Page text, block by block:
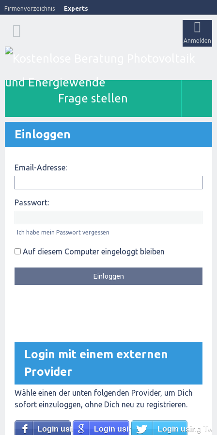
Firmenverzeichnis Experts
Anmelden
Frage stellen
Einloggen
Email-Adresse:
Passwort:
Ich habe mein Passwort vergessen
Auf diesem Computer eingeloggt bleiben
Login mit einem externen
Provider
Wähle einen der unten folgenden Provider, um Dich
sofort einzuloggen, ohne Dich neu zu registrieren.
Login using FacebookLogin using GoogleLogin using